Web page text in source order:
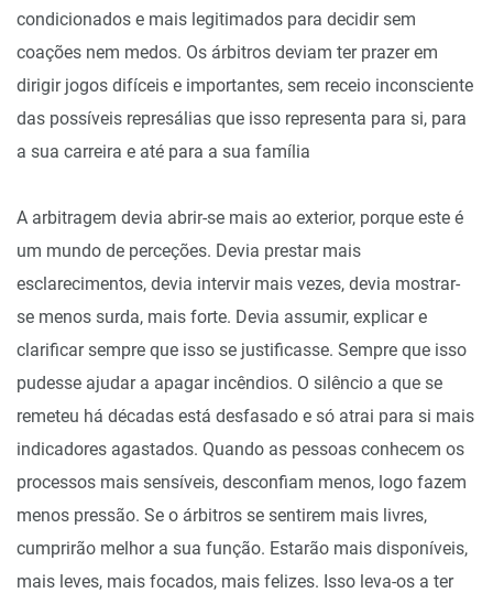
condicionados e mais legitimados para decidir sem
coações nem medos. Os árbitros deviam ter prazer em
dirigir jogos difíceis e importantes, sem receio inconsciente
das possíveis represálias que isso representa para si, para
a sua carreira e até para a sua família
A arbitragem devia abrir-se mais ao exterior, porque este é
um mundo de perceções. Devia prestar mais
esclarecimentos, devia intervir mais vezes, devia mostrar-
se menos surda, mais forte. Devia assumir, explicar e
clarificar sempre que isso se justificasse. Sempre que isso
pudesse ajudar a apagar incêndios. O silêncio a que se
remeteu há décadas está desfasado e só atrai para si mais
indicadores agastados. Quando as pessoas conhecem os
processos mais sensíveis, desconfiam menos, logo fazem
menos pressão. Se o árbitros se sentirem mais livres,
cumprirão melhor a sua função. Estarão mais disponíveis,
mais leves, mais focados, mais felizes. Isso leva-os a ter